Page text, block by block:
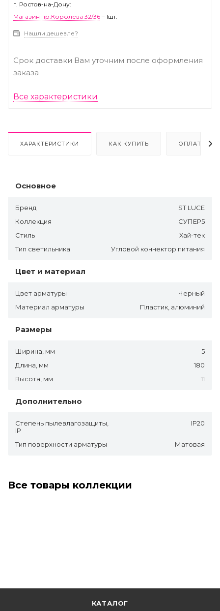
г. Ростов-на-Дону:
Магазин пр.Королёва 32/36 – 1шт.
Нашли дешевле?
Срок доставки Вам уточним после оформления
заказа
Все характеристики
ХАРАКТЕРИСТИКИ КАК КУПИТЬ ОПЛАТА
Основное
Бренд
ST LUCE
Коллекция
СУПЕР5
Стиль
Хай-тек
Тип светильника
Угловой коннектор питания
Цвет и материал
Цвет арматуры
Черный
Материал арматуры
Пластик, алюминий
Размеры
Ширина, мм
5
Длина, мм
180
Высота, мм
11
Дополнительно
Степень пылевлагозащиты,
IP
IP20
Тип поверхности арматуры Матовая
Все товары коллекции
КАТАЛОГ